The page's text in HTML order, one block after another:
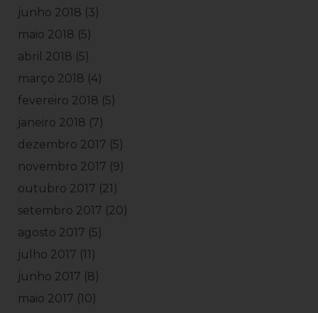
junho 2018 (3)
maio 2018 (5)
abril 2018 (5)
março 2018 (4)
fevereiro 2018 (5)
janeiro 2018 (7)
dezembro 2017 (5)
novembro 2017 (9)
outubro 2017 (21)
setembro 2017 (20)
agosto 2017 (5)
julho 2017 (11)
junho 2017 (8)
maio 2017 (10)